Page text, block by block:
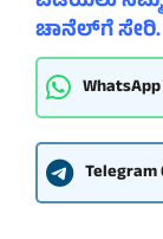
ಚಾನೆಲ್‌ಗೆ ಸೇರಿ.
Telegram